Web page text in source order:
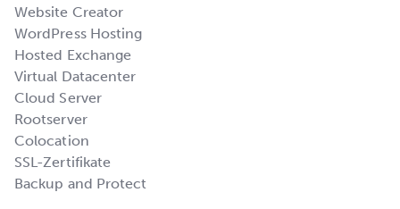
Website Creator
WordPress Hosting
Hosted Exchange
Virtual Datacenter
Cloud Server
Rootserver
Colocation
SSL-Zertifikate
Backup and Protect